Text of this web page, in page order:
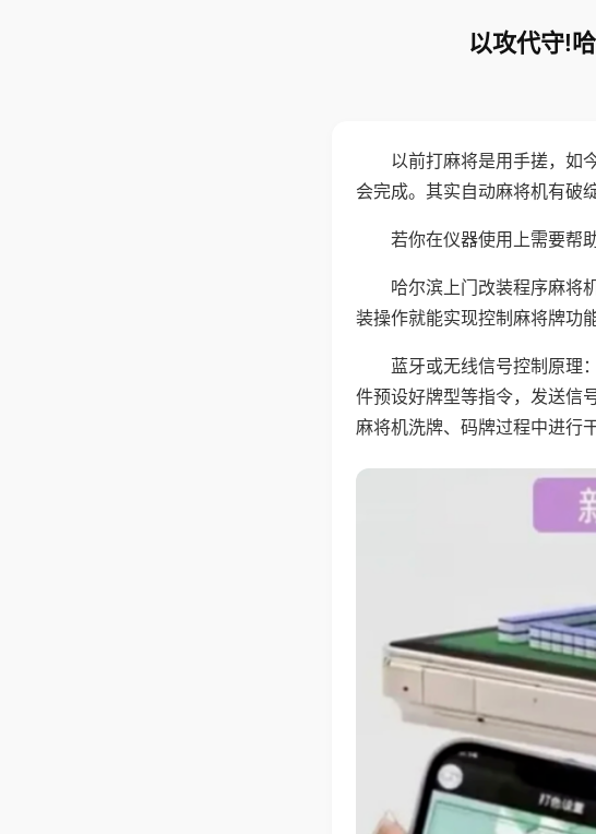
以攻代守!
以前打麻将是用手搓，如
会完成。其实自动麻将机有破
若你在仪器使用上需要帮
哈尔滨上门改装程序麻将
装操作就能实现控制麻将牌功
蓝牙或无线信号控制原理
件预设好牌型等指令，发送信
麻将机洗牌、码牌过程中进行